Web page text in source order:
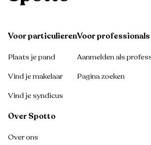
Voor particulieren
Plaats je pand
Vind je makelaar
Vind je syndicus
Voor professionals
Aanmelden als
Pagina zoeken
Over Spotto
Over ons